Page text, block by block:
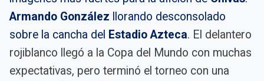
Armando González llorando desconsolado
sobre la cancha del Estadio Azteca. El delantero
rojiblanco llegó a la Copa del Mundo con muchas
expectativas, pero terminó el torneo con una